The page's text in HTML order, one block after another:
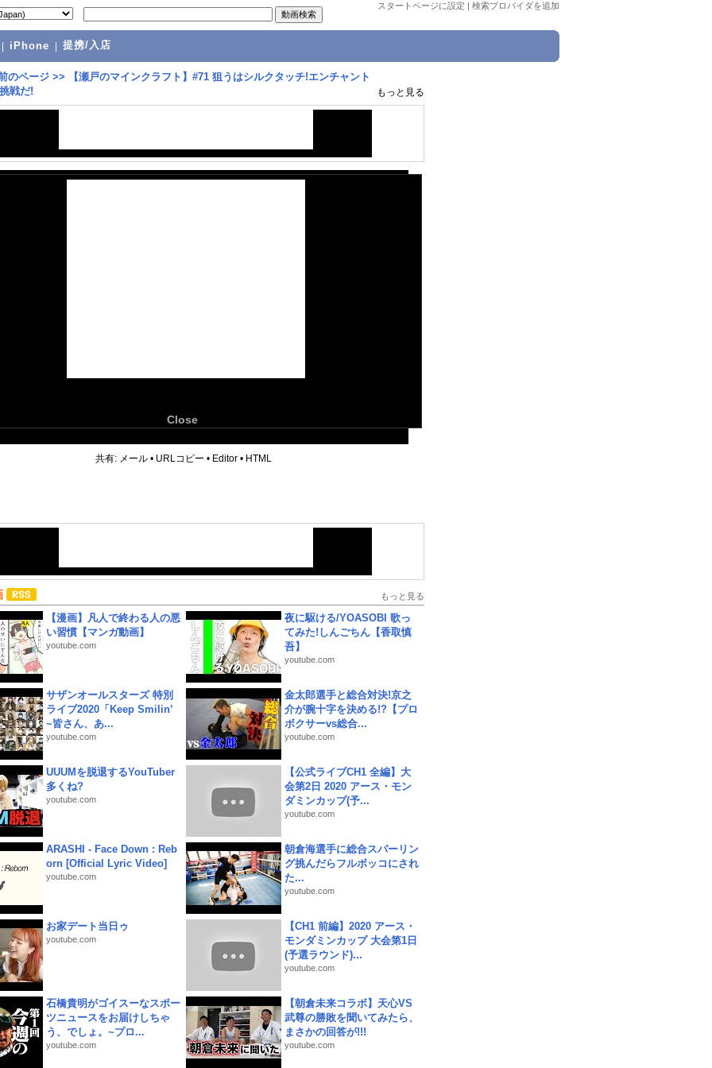
スタートページに設定 | 検索プロバイダを追加
iPhone 提携/入店
のページ >>
【瀬戸のマインクラフト】#71 狙うはシルクタッチ!エンチャント
戦だ!
もっと見る
Close
共有: メール • URLコピー • Editor • HTML
もっと見る
【漫画】凡人で終わる人の悪
い習慣【マンガ動画】
youtube.com
夜に駆ける/YOASOBI 歌っ
てみた!しんごちん【香取慎
吾】
youtube.com
サザンオールスターズ 特別
ライブ2020「Keep Smilin’
~皆さん、あ...
youtube.com
金太郎選手と総合対決!京之
介が腕十字を決める!?【プロ
ボクサーvs総合...
youtube.com
UUUMを脱退するYouTuber
多くね?
youtube.com
【公式ライブCH1 全編】大
会第2日 2020 アース・モン
ダミンカップ(予...
youtube.com
ARASHI - Face Down : Reb
orn [Official Lyric Video]
youtube.com
朝倉海選手に総合スパーリン
グ挑んだらフルボッコにされ
た...
youtube.com
お家デート当日ゥ
youtube.com
【CH1 前編】2020 アース・
モンダミンカップ 大会第1日
(予選ラウンド)...
youtube.com
石橋貴明がゴイスーなスポー
ツニュースをお届けしちゃ
う、でしょ。~プロ...
youtube.com
【朝倉未来コラボ】天心VS
武尊の勝敗を聞いてみたら、
まさかの回答が!!!
youtube.com